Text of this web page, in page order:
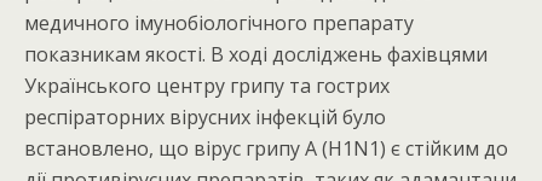
медичного імунобіологічного препарату
показникам якості. В ході досліджень фахівцями
Українського центру грипу та гострих
респіраторних вірусних інфекцій було
встановлено, що вірус грипу А (H1N1) є стійким до